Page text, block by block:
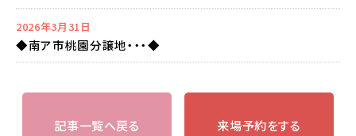
2026年3月31日
◆南ア市桃園分譲地・・・◆
記事一覧へ戻る 来場予約をする